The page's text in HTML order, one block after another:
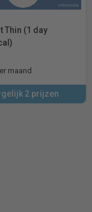
Thin (1 day
maand
2 prijzen